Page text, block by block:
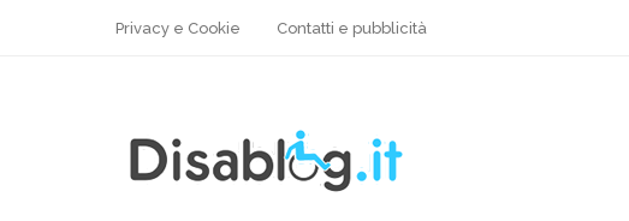
Privacy e Cookie Contatti e pubblicità